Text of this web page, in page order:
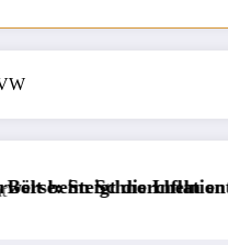
Schnorcheln entdecken
die Inflation wieder?